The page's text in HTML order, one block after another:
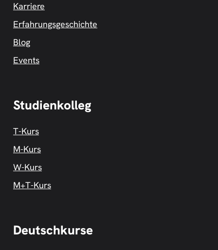
Karriere
Erfahrungsgeschichte
Blog
Events
Studienkolleg
T-Kurs
M-Kurs
W-Kurs
M+T-Kurs
Deutschkurse